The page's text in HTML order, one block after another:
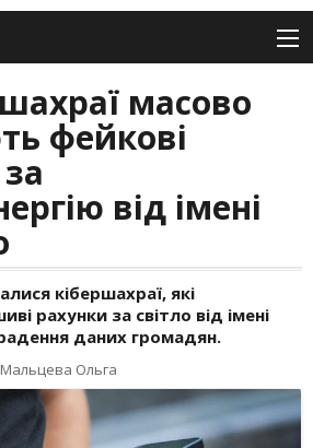
масово
фейкові
від імені
кібершахраї, які
рахунки за світло від імені
даних громадян.
Ольга